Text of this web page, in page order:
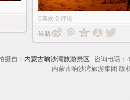
0喜欢 0 评论
转贴
摄自： 内蒙古响沙湾旅游景区 咨询电话
内蒙古响沙湾旅游集团